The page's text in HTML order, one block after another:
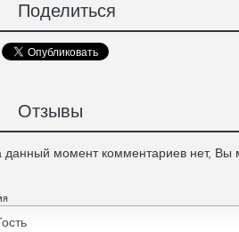
Поделиться
Отзывы
данный момент комментариев нет, Вы